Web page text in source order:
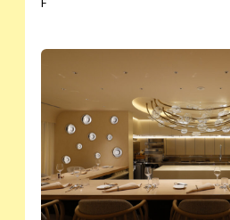
当店は、伝統的なフランス料理の
す料理を追求。非日常の空間とと
をお楽しみいただけます。
オフィシャル